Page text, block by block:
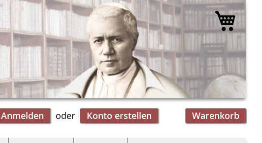
Anmelden Warenkorb
Konto erstellen
Mein